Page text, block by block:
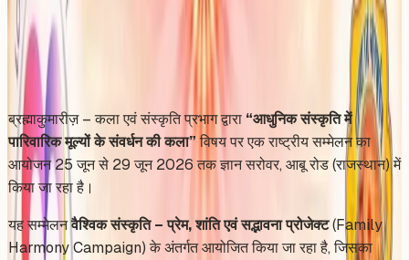
Thursday, June 25, 2026
Share
Add to Calendar
ब्रह्माकुमारीज़ – कला एवं संस्कृति प्रभाग द्वारा “आधुनिक संस्कृति में
पारिवारिक मूल्यों के संवर्धन की कला”विषय पर एक राष्ट्रीय सम्मेलन का
आयोजन 25 जून से 29 जून 2026 तक ज्ञान सरोवर, आबू रोड (राजस्थान) में
किया जा रहा है।
यह सम्मेलनवैश्विक संस्कृति – प्रेम, शांति एवं सद्भावना प्रोजेक्ट(Family
Harmony Campaign) के अंतर्गत आयोजित किया जा रहा है, जिसका